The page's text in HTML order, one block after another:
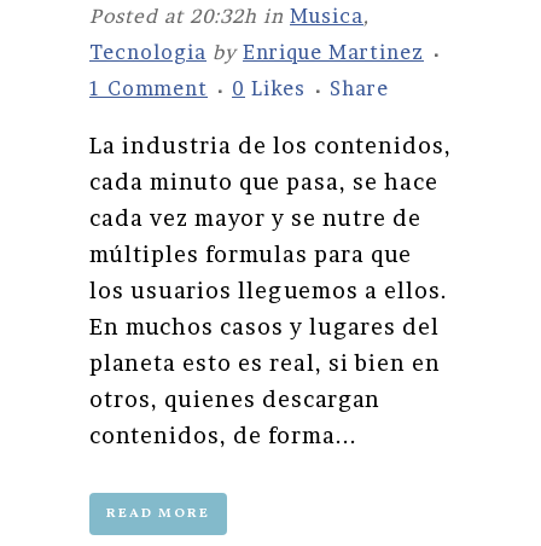
Posted at 20:32h in Musica,
Tecnologia by Enrique Martinez
1 Comment
0 Likes Share
La industria de los contenidos,
cada minuto que pasa, se hace
cada vez mayor y se nutre de
múltiples formulas para que
los usuarios lleguemos a ellos.
En muchos casos y lugares del
planeta esto es real, si bien en
otros, quienes descargan
contenidos, de forma...
READ MORE